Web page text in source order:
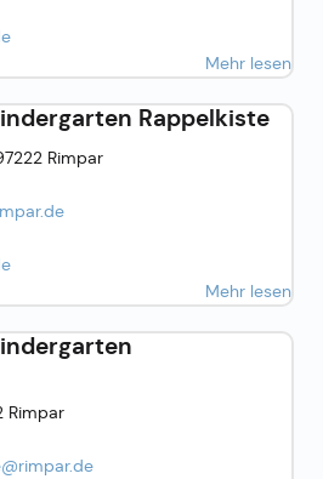
Mehr lesen
Rappelkiste
Rimpar
Mehr lesen
Rimpar